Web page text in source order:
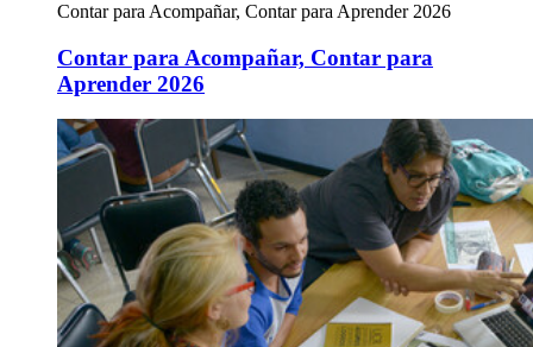
Contar para Acompañar, Contar para Aprender 2026
Contar para Acompañar, Contar para
Aprender 2026